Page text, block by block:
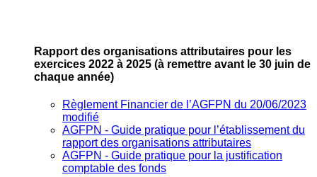
Rapport des organisations attributaires pour les
exercices 2022 à 2025 (à remettre avant le 30 juin de
chaque année)
Règlement Financier de l’AGFPN du 20/06/2023
modifié
AGFPN ‐ Guide pratique pour l’établissement du
rapport des organisations attributaires
AGFPN ‐ Guide pratique pour la justification
comptable des fonds